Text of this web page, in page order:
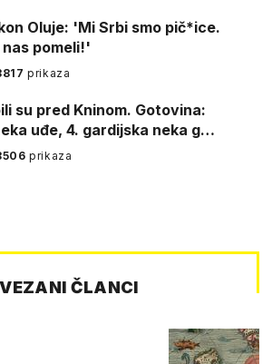
Oluje: 'Mi Srbi smo pič*ice.
pomeli!'
prikaza
Gotovina:
uđe, 4. gardijska neka g…
prikaza
VEZANI ČLANCI